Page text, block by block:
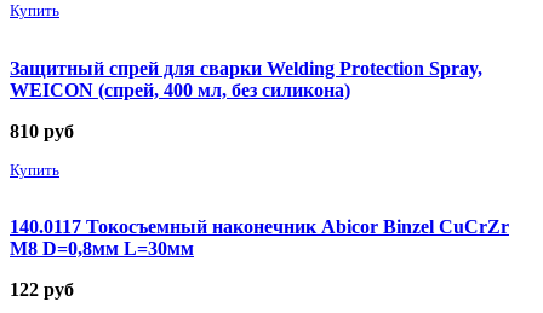
Купить
Защитный спрей для сварки Welding Protection Spray,
WEICON (спрей, 400 мл, без силикона)
810 руб
Купить
140.0117 Токосъемный наконечник Abicor Binzel CuCrZr
М8 D=0,8мм L=30мм
122 руб